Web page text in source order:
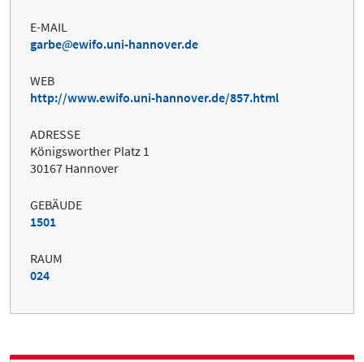
E-MAIL
garbe
ewifo.uni-hannover.de
WEB
http://www.ewifo.uni-hannover.de/857.html
ADRESSE
Königsworther Platz 1
30167 Hannover
GEBÄUDE
1501
RAUM
024